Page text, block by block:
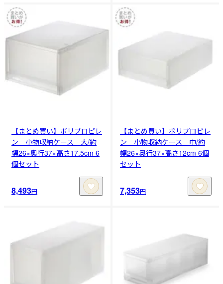
【まとめ買い】ポリプロピレ
ン 小物収納ケース 大/約
幅26×奥行37×高さ17.5cm 6
個セット
8,493円
【まとめ買い】ポリプロピレ
ン 小物収納ケース 中/約
幅26×奥行37×高さ12cm 6個
セット
7,353円